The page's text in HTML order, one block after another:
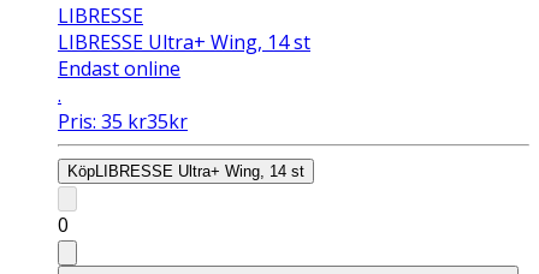
LIBRESSE
LIBRESSE Ultra+ Wing, 14 st
Endast online
.
Pris: 35 kr35kr
KöpLIBRESSE Ultra+ Wing, 14 st
0